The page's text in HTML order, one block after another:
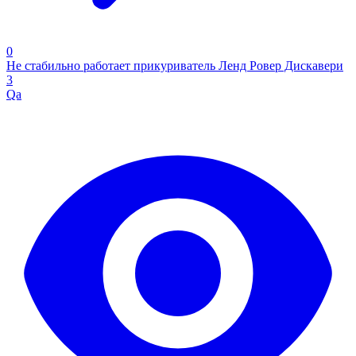
0
Не стабильно работает прикуриватель Ленд Ровер Дискавери
3
Qa